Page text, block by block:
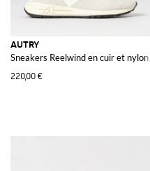
AUTRY
Sneakers Reelwind en cuir et
220,00 €